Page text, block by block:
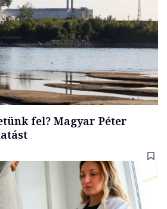
fel? Magyar Péter